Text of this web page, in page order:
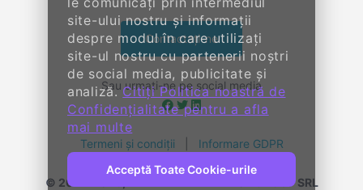
site-ului nostru și informații
despre modul în care utilizați
site-ul nostru cu partenerii noștri
de social media, publicitate și
analiză.Citiți Politica noastră de
Confidențialitate pentru a afla
mai multe
Acceptă Toate Cookie-urile
Contactați-ne
Sau urmați-ne pe social media
Termeni și condiții Informare GDPR
© 2014- 2026, KENDALL ENTERPRISE GROUP SRL